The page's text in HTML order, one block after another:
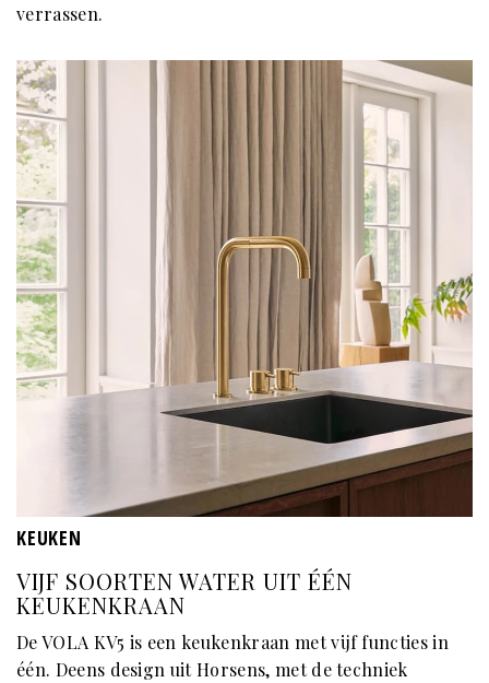
verrassen.
KEUKEN
VIJF SOORTEN WATER UIT ÉÉN
KEUKENKRAAN
De VOLA KV5 is een keukenkraan met vijf functies in
één. Deens design uit Horsens, met de techniek